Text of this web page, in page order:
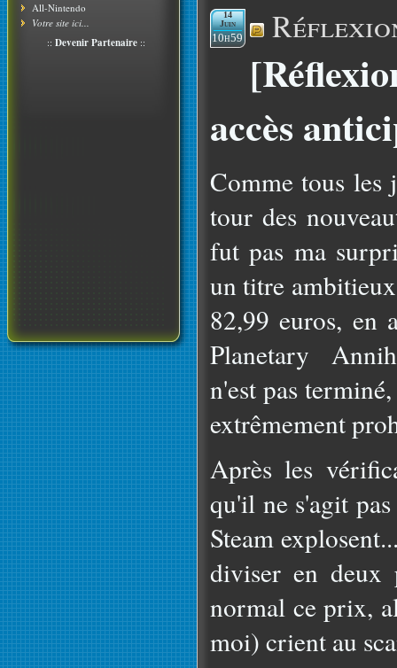
All-Nintendo
Votre site ici...
:: Devenir Partenaire ::
14
Juin
10h59
accès
Comme tous les
tour des
fut pas ma
un titre
82,99 euros, en
Planetary
n'est pas
extrêmement
Après les
qu'il ne s'agit
Steam
diviser en deux
normal ce prix,
moi) crient au